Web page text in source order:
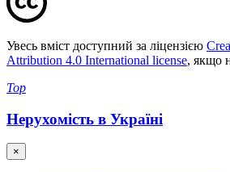
Увесь вміст доступний за ліцензією
Attribution 4.0 International license, якщо
Top
Нерухомість в Україні
×